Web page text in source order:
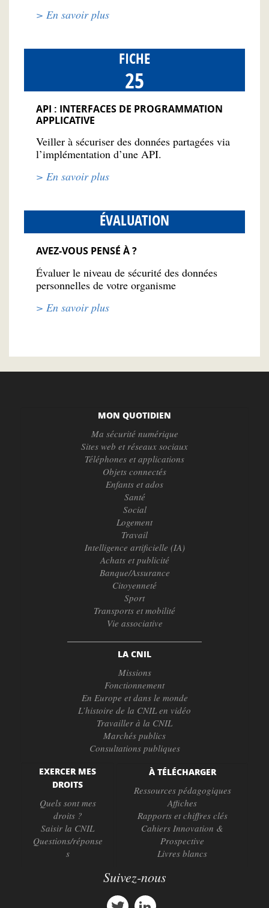
> En savoir plus
FICHE
25
API : INTERFACES DE PROGRAMMATION
APPLICATIVE
Veiller à sécuriser des données partagées via
l’implémentation d’une API.
> En savoir plus
ÉVALUATION
AVEZ-VOUS PENSÉ À ?
Évaluer le niveau de sécurité des données
personnelles de votre organisme
> En savoir plus
MON QUOTIDIEN
Ma sécurité numérique
Sites web et réseaux sociaux
Téléphones et applications
Objets connectés
Enfants et ados
Santé
Social
Logement
Travail
Intelligence artificielle (IA)
Achats et publicité
Banque/Assurance
Citoyenneté
Sport
Transports et mobilité
Vie associative
LA CNIL
Missions
Fonctionnement
En Europe et dans le monde
L’histoire de la CNIL en vidéo
Travailler à la CNIL
Marchés publics
Consultations publiques
EXERCER MES
DROITS
Quels sont mes
droits ?
Saisir la CNIL
Questions/réponse
s
À TÉLÉCHARGER
Ressources pédagogiques
Affiches
Rapports et chiffres clés
Cahiers Innovation &
Prospective
Livres blancs
Suivez-nous